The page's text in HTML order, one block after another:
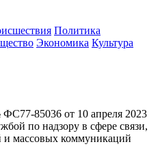
Политика
Экономика Культура
85036 от 10 апреля 2023
по надзору в сфере связи,
массовых коммуникаций